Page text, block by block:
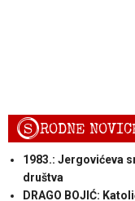
SRODNE
1983.: Jergovićeva
društva
DRAGO BOJIĆ: